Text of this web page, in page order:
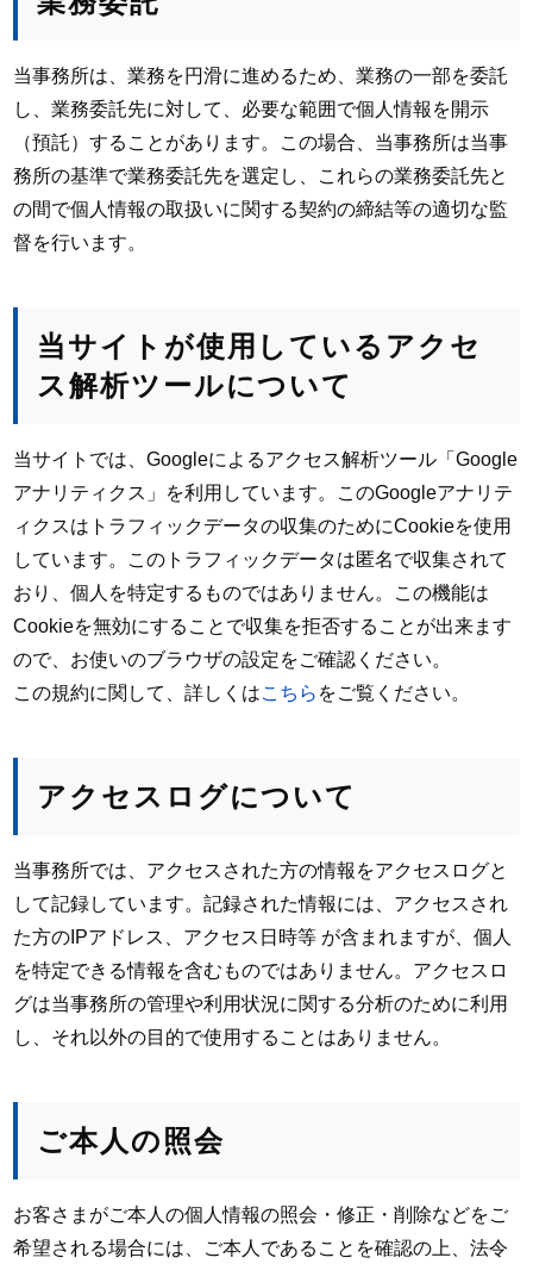
当事務所は、業務を円滑に進めるため、業務の一部を委託
し、業務委託先に対して、必要な範囲で個人情報を開示
（預託）することがあります。この場合、当事務所は当事
務所の基準で業務委託先を選定し、これらの業務委託先と
の間で個人情報の取扱いに関する契約の締結等の適切な監
督を行います。
当サイトが使用しているアクセ
ス解析ツールについて
当サイトでは、Googleによるアクセス解析ツール「Google
アナリティクス」を利用しています。このGoogleアナリテ
ィクスはトラフィックデータの収集のためにCookieを使用
しています。このトラフィックデータは匿名で収集されて
おり、個人を特定するものではありません。この機能は
Cookieを無効にすることで収集を拒否することが出来ます
ので、お使いのブラウザの設定をご確認ください。
この規約に関して、詳しくはこちら をご覧ください。
アクセスログについて
当事務所では、アクセスされた方の情報をアクセスログと
して記録しています。記録された情報には、アクセスされ
た方のIPアドレス、アクセス日時等 が含まれますが、個人
を特定できる情報を含むものではありません。アクセスロ
グは当事務所の管理や利用状況に関する分析のために利用
し、それ以外の目的で使用することはありません。
ご本人の照会
お客さまがご本人の個人情報の照会・修正・削除などをご
希望される場合には、ご本人であることを確認の上、法令